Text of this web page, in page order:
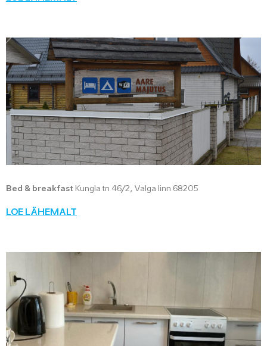
Bed & breakfast Kungla tn 46/2, Valga linn 68205
LOE LÄHEMALT